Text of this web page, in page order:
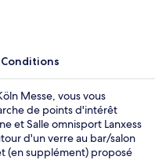
Conditions
Messe, vous vous
de points d'intérêt
et Salle omnisport Lanxess
d'un verre au bar/salon
(en supplément) proposé